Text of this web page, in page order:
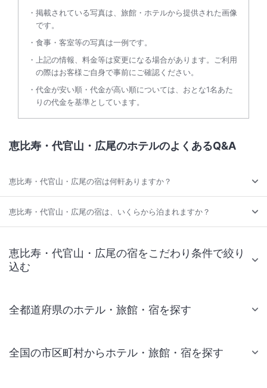
掲載されている写真は、旅館・ホテルから提供された画像
です。
食事・客室等の写真は一例です。
上記の情報、料金等は変更になる場合があります。ご利用
の際はお客様ご自身で事前にご確認ください。
代金が安い順・代金が高い順については、おとな1名あた
りの代金を基準としています。
恵比寿・代官山・広尾のホテルのよくあるQ&A
恵比寿・代官山・広尾の宿は何軒ありますか？
恵比寿・代官山・広尾の宿は、いくらから泊まれますか？
恵比寿・代官山・広尾の宿をこだわり条件で絞り
込む
全都道府県のホテル・旅館・宿を探す
全国の市区町村からホテル・旅館・宿を探す